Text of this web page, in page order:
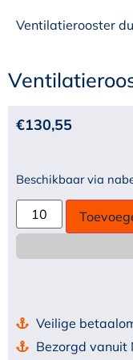
Ventilatierooster
€130,55
Beschikbaar via
Veilige
Bezorgd vanuit